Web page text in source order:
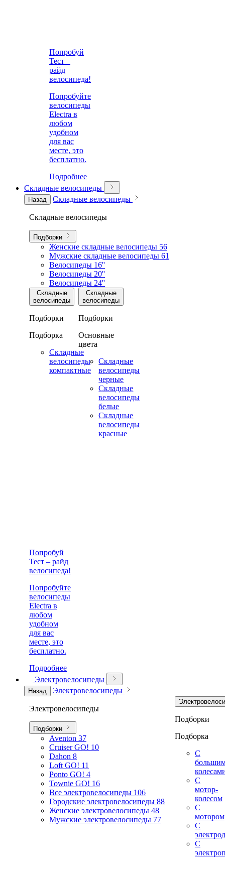
Попробуй
Тест –
райд
велосипеда!
Попробуйте
велосипеды
Electra в
любом
удобном
для вас
месте, это
бесплатно.
Подробнее
Складные велосипеды
Назад Складные велосипеды
Складные велосипеды
Подборки
Женские складные велосипеды 56
Мужские складные велосипеды 61
Велосипеды 16''
Велосипеды 20''
Велосипеды 24''
Складные
велосипеды
Подборки
Подборка
Складные
велосипеды
компактные
Складные
велосипеды
Подборки
Основные
цвета
Складные
велосипеды
черные
Складные
велосипеды
белые
Складные
велосипеды
красные
Попробуй
Тест – райд
велосипеда!
Попробуйте
велосипеды
Electra в
любом
удобном
для вас
месте, это
бесплатно.
Подробнее
Электровелосипеды
Назад Электровелосипеды
Электровелосипеды
Подборки
Aventon 37
Cruiser GO! 10
Dahon 8
Loft GO! 11
Ponto GO! 4
Townie GO! 16
Все электровелосипеды 106
Городские электровелосипеды 88
Женские электровелосипеды 48
Мужские электровелосипеды 77
Подборки
Подборка
С
С
мотор-
колесом
С
мотором
С
С